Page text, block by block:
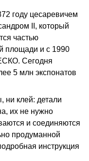
году цесаревичем
II, который
частью
площади и с 1990
Сегодня
5 млн экспонатов
ни клей: детали
их не нужно
и соединяются
продуманной
инструкция